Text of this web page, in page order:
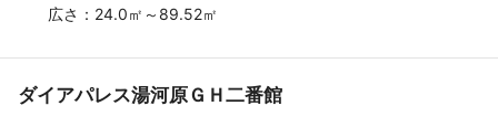
広さ： 24.0㎡～89.52㎡
ダイアパレス湯河原ＧＨ二番館